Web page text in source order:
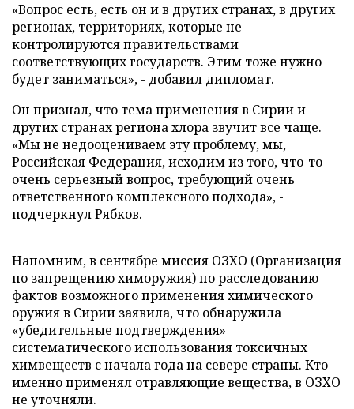
«Вопрос есть, есть он и в других странах, в других
регионах, территориях, которые не
контролируются правительствами
соответствующих государств. Этим тоже нужно
будет заниматься», - добавил дипломат.
Он признал, что тема применения в Сирии и
других странах региона хлора звучит все чаще.
«Мы не недооцениваем эту проблему, мы,
Российская Федерация, исходим из того, что-то
очень серьезный вопрос, требующий очень
ответственного комплексного подхода», -
подчеркнул Рябков.
Напомним, в сентябре миссия ОЗХО (Организация
по запрещению химоружия) по расследованию
фактов возможного применения химического
оружия в Сирии заявила, что обнаружила
«убедительные подтверждения»
систематического использования токсичных
химвеществ с начала года на севере страны. Кто
именно применял отравляющие вещества, в ОЗХО
не уточняли.